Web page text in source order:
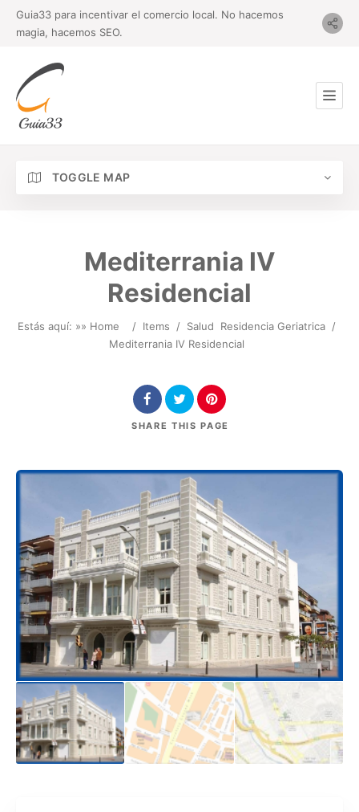
Guia33 para incentivar el comercio local. No hacemos
magia, hacemos SEO.
TOGGLE MAP
Mediterrania IV
Residencial
Estás aquí: »» Home / Items / Salud Residencia Geriatrica /
Mediterrania IV Residencial
SHARE THIS PAGE